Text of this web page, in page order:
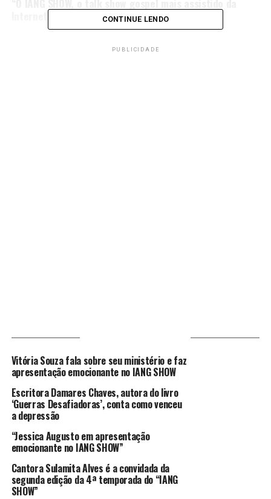
Internet se prepara para a 4ª temporada”
CONTINUE LENDO
PUBLICIDADE
Vitória Souza fala sobre seu ministério e faz
apresentação emocionante no IANG SHOW
Escritora Damares Chaves, autora do livro
‘Guerras Desafiadoras’, conta como venceu
a depressão
“Jessica Augusto em apresentação
emocionante no IANG SHOW”
Cantora Sulamita Alves é a convidada da
segunda edição da 4ª temporada do “IANG
SHOW”